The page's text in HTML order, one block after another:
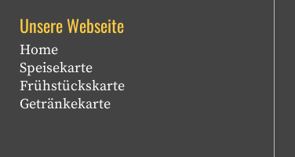
Unsere Webseite
Home
Speisekarte
Frühstückskarte
Getränkekarte